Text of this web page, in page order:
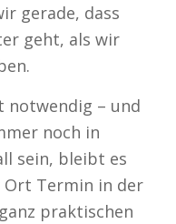
gerade, dass
geht, als wir
notwendig – und
noch in
sein, bleibt es
Ort Termin in der
praktischen